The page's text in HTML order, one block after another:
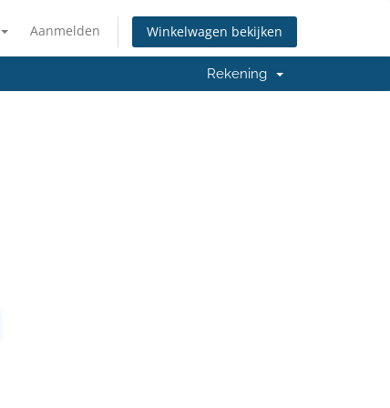
Aanmelden Winkelwagen bekijken
Rekening